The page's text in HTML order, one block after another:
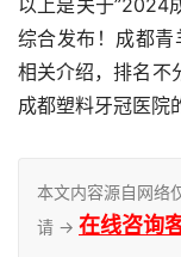
以上是关于”2024
综合发布！成都青
相关介绍，排名不
成都塑料牙冠医院
本文内容源自网络
请 → 在线咨询